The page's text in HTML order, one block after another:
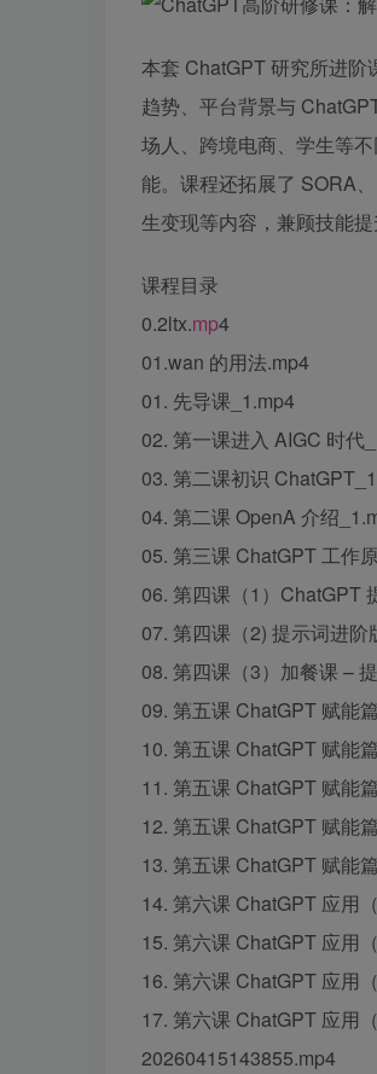
本套 ChatGPT 研究所进
趋势、平台背景与
场人、跨境电商、学生等
能。课程还拓展了 SORA
生变现等内容，兼顾技能
课程目录
0.2ltx.mp4
01.wan 的用法.mp4
01. 先导课_1.mp4
02. 第一课进入 AIGC 时代
03. 第二课初识
04. 第二课 OpenA 介绍
05. 第三课 ChatGPT 工作
06. 第四课（1）ChatGPT
07. 第四课（2) 提示词进阶
08. 第四课（3）加餐课 –
09. 第五课 ChatGPT 赋能
10. 第五课 ChatGPT 赋能
11. 第五课 ChatGPT 赋能
12. 第五课 ChatGPT 赋能
13. 第五课 ChatGPT 赋能
14. 第六课 ChatGPT 应用
15. 第六课 ChatGPT 应用
16. 第六课 ChatGPT 应用
17. 第六课 ChatGPT 应用
20260415143855.mp4